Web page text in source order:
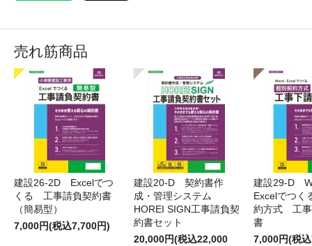
売れ筋商品
建設26-2D Excelでつ
くる 工事請負契約書
（簡易型）
7,000円(税込7,700円)
建設20-D 契約書作
成・管理システム
HOREI SIGN工事請負契
約書セット
20,000円(税込22,000
建設29-D
Excelでつ
約方式 工事
書
7,000円(税